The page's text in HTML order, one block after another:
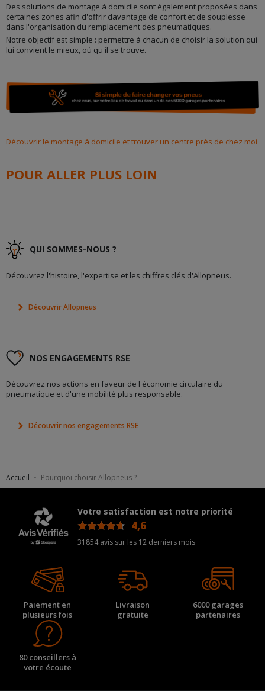
Accueil Pourquoi choisir Allopneus ?
Des solutions de montage à domicile sont également proposées dans
certaines zones afin d'offrir davantage de confort et de souplesse
dans l'organisation du remplacement des pneumatiques.
Notre objectif est simple : permettre à chacun de choisir la solution qui
lui convient le mieux, où qu'il se trouve.
Découvrir le montage à domicile et trouver un centre près de chez moi
POUR ALLER PLUS LOIN
QUI SOMMES-NOUS ?
Découvrez l'histoire, l'expertise et les chiffres clés d'Allopneus.
Découvrir Allopneus
NOS ENGAGEMENTS RSE
Découvrez nos actions en faveur de l'économie circulaire du
pneumatique et d'une mobilité plus responsable.
Découvrir nos engagements RSE
Votre satisfaction est notre priorité
4,6
31854 avis sur les 12 derniers mois
Paiement en
plusieurs fois
Livraison
gratuite
6000 garages
partenaires
80 conseillers à
votre écoute